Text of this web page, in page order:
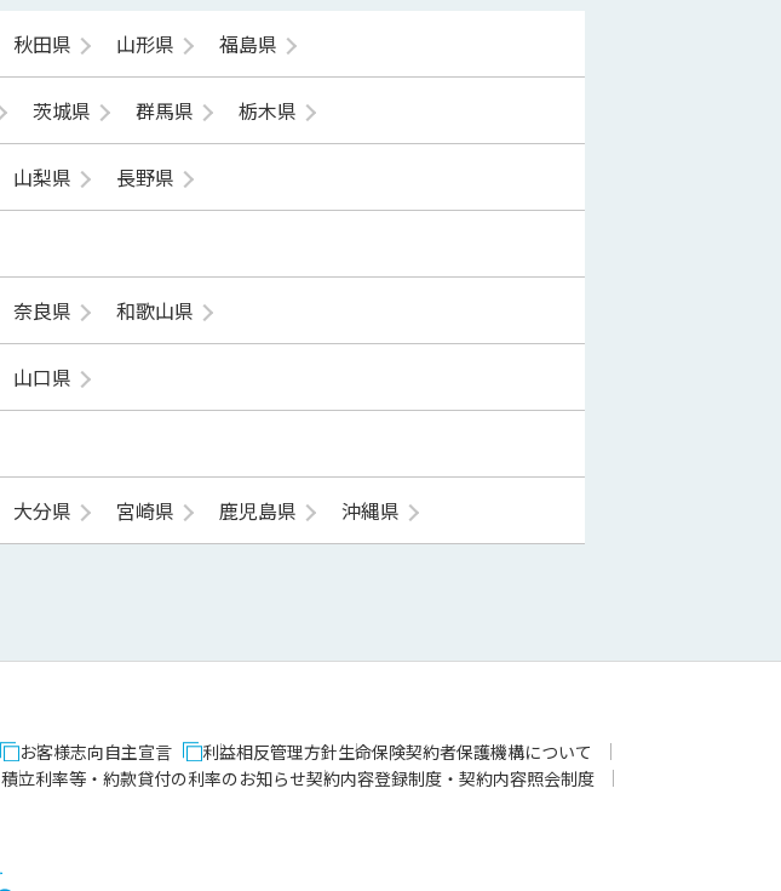
秋田県 山形県 福島県
茨城県 群馬県 栃木県
山梨県 長野県
奈良県 和歌山県
山口県
大分県 宮崎県 鹿児島県 沖縄県
お客様志向自主宣言 利益相反管理方針生命保険契約者保護機構について
積立利率等・約款貸付の利率のお知らせ契約内容登録制度・契約内容照会制度